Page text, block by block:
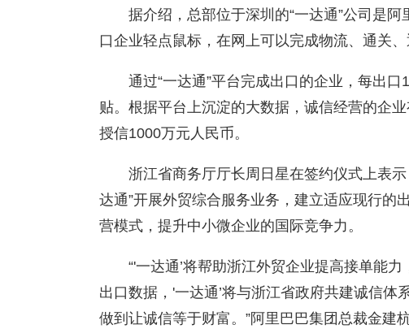
据介绍，总部位于深圳的“一达通”公司是
口企业轻点鼠标，在网上可以完成物流、通关、
通过“一达通”平台完成出口的企业，每出口1
贴。根据平台上沉淀的大数据，诚信经营的企
授信1000万元人民币。
浙江省商务厅厅长周日星在签约仪式上表
达通”开展外贸综合服务业务，建立适应现行的
营模式，提升中小微企业的国际竞争力。
“'一达通’将帮助浙江外贸企业提高接单能
出口数据，'一达通’将与浙江省政府共建诚信
做到让诚信等于财富。”阿里巴巴集团总裁金建杭